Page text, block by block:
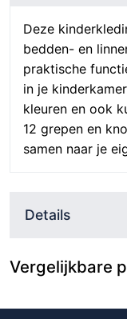
Deze
bedden- en
praktische
in je
kleuren en ook
12 grepen en
samen naar je
Details
Vergelijkbare